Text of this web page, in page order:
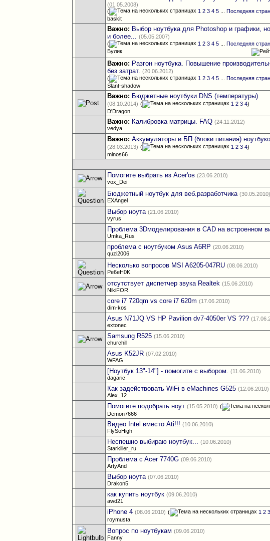
(01.05.2008)
(
1 2 3 4 5 ...Последняя
baskit
Важно: Выбор ноутбука для Photoshop и графики,
и более... (05.05.2007)
(
1 2 3 4 5 ...Последняя
Булик
Важно: Разгон ноутбука. Повышение
без затрат. (20.06.2012)
(
1 2 3 4 5 ...Последняя
Slant-shadow
Важно: Бюджетные ноутбуки DNS (температуры)
(08.10.2014) ( 1 2 3 4)
D'Dragon
Важно: Калибровка матрицы. FAQ (24.11.2012)
vedya
Важно: Аккумуляторы и БП (блоки питания)
(28.03.2013) ( 1 2 3 4)
minos66
Помогите выбрать из Acer'ов (23.06.2010)
vox_Dei
Бюджетный ноутбук для веб.разработчика (30.05.2010)
EXAngel
Выбор ноута (21.06.2010)
vyrus
Проблема 3Dмоделирования в CAD на встроенном
Umka_Rus
проблема с ноутбуком Asus A6RP (20.06.2010)
quzi2006
Несколько вопросов MSI A6205-047RU (08.06.2010)
Pe6eH0K
отсутствует диспетчер звука Realtek (15.06.2010)
NikiFOR
core i7 720qm vs core i7 620m (17.06.2010)
dim-kos
Asus N71JQ VS HP Pavilion dv7-4050er VS ???
extonec
Samsung R525 (15.06.2010)
churchill
Asus K52JR (07.02.2010)
WFAG
[Ноутбук 13"-14"] - помогите с выбором. (11.06.2010)
dagaric
Как задействовать WiFi в eMachines G525 (12.06.2010)
Alex_12
Помогите подобрать ноут (15.05.2010) (
Demon7666
Видео Intel вместо Ati!!! (10.06.2010)
FlySoHigh
Неспешно выбираю ноутбук... (10.06.2010)
Starkiller_ru
Проблема c Acer 7740G (09.06.2010)
ArtyAnd
Выбор ноута (07.06.2010)
Drakon5
как купить ноутбук (09.06.2010)
awd21
iPhone 4 (08.06.2010) ( 1 2 3
roymusta
Вопрос по ноутбукам (09.06.2010)
Fanny